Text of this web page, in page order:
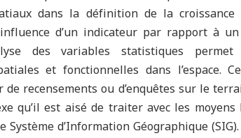
dans la définition de la
d’un indicateur par rapport à
des variables statistiques
et fonctionnelles dans l’espace.
recensements ou d’enquêtes sur le
qu’il est aisé de traiter avec les
Système d’Information Géographique (SIG).